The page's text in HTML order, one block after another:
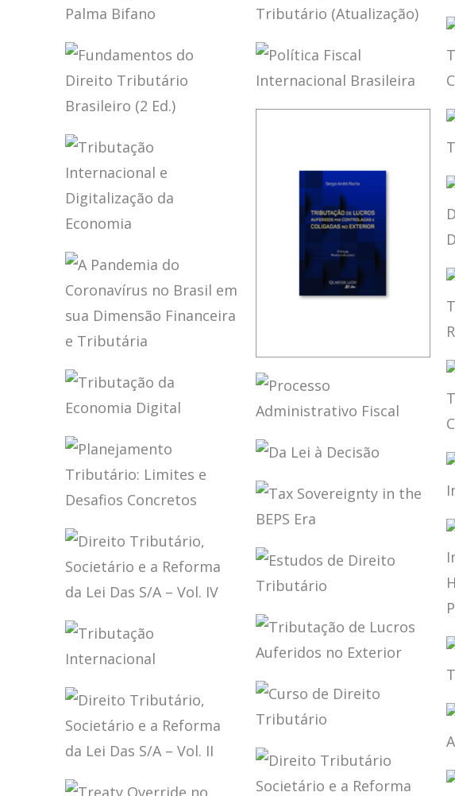
IFRS,
CONTABILIDADE
E TRIBUTAÇÃO –
VOLUME 2 –
HOMENAGEM A
BIFANO
RICARDO LOBO
TORRES –
NORMAS DE
E INTEGRAÇÃO
FUNDAMENTOS
DO DIREITO
TRIBUTÁRIO
BRASILEIRO (2
ED.)
POLÍTICA FISCAL
TRIBUTAÇÃO DE
LUCROS
AUFERIDOS POR
COLIGADAS NO
EXTERIOR
TRIBUTAÇÃO
INTERNACIONAL
E DIGITALIZAÇÃO
DA ECONOMIA
A PANDEMIA DO
CORONAVÍRUS
NO BRASIL EM
FINANCEIRA E
TRIBUTÁRIA
TRIBUTAÇÃO DA
ECONOMIA
DIGITAL
PROCESSO
ADMINISTRATIVO
PLANEJAMENTO
TRIBUTÁRIO:
LIMITES E
DESAFIOS
CONCRETOS
DA LEI À DECISÃO
TAX
SOVEREIGNTY IN
THE BEPS ERA
DIREITO
TRIBUTÁRIO,
SOCIETÁRIO E A
DAS S/A – VOL. IV
ESTUDOS DE
DIREITO
TRIBUTÁRIO
TRIBUTAÇÃO DE
LUCROS
AUFERIDOS NO
TRIBUTAÇÃO
INTERNACIONAL
CURSO DE
DIREITO
TRIBUTÁRIO
DIREITO